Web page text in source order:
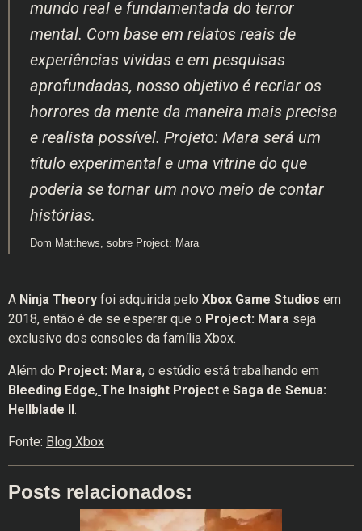
mundo real e fundamentada do terror
mental. Com base em relatos reais de
experiências vividas e em pesquisas
aprofundadas, nosso objetivo é recriar os
horrores da mente da maneira mais precisa
e realista possível. Projeto: Mara será um
título experimental e uma vitrine do que
poderia se tornar um novo meio de contar
histórias.
Dom Matthews, sobre Project: Mara
A Ninja Theory foi adquirida pelo Xbox Game Studios em
2018, então é de se esperar que o Project: Mara seja
exclusivo dos consoles da família Xbox.
Além do Project: Mara, o estúdio está trabalhando em
Bleeding Edge, The Insight Project e Saga de Senua:
Hellblade II .
Fonte: Blog Xbox
Posts relacionados: